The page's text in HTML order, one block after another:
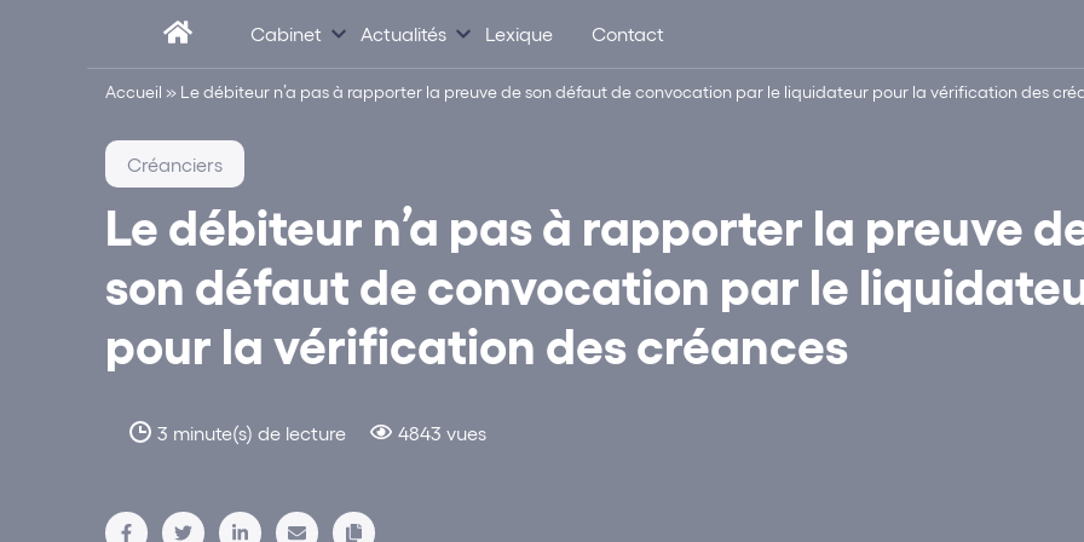
Cabinet Actualités Lexique Contact
Accueil » Le débiteur n’a pas à rapporter la preuve de son défaut de convocation par le liquidateur pour la vérification des
Le débiteur n’a pas à rapporter la preuve
son défaut de convocation par le
pour la vérification des créances
3 minute(s) de lecture 4843 vues
Créanciers